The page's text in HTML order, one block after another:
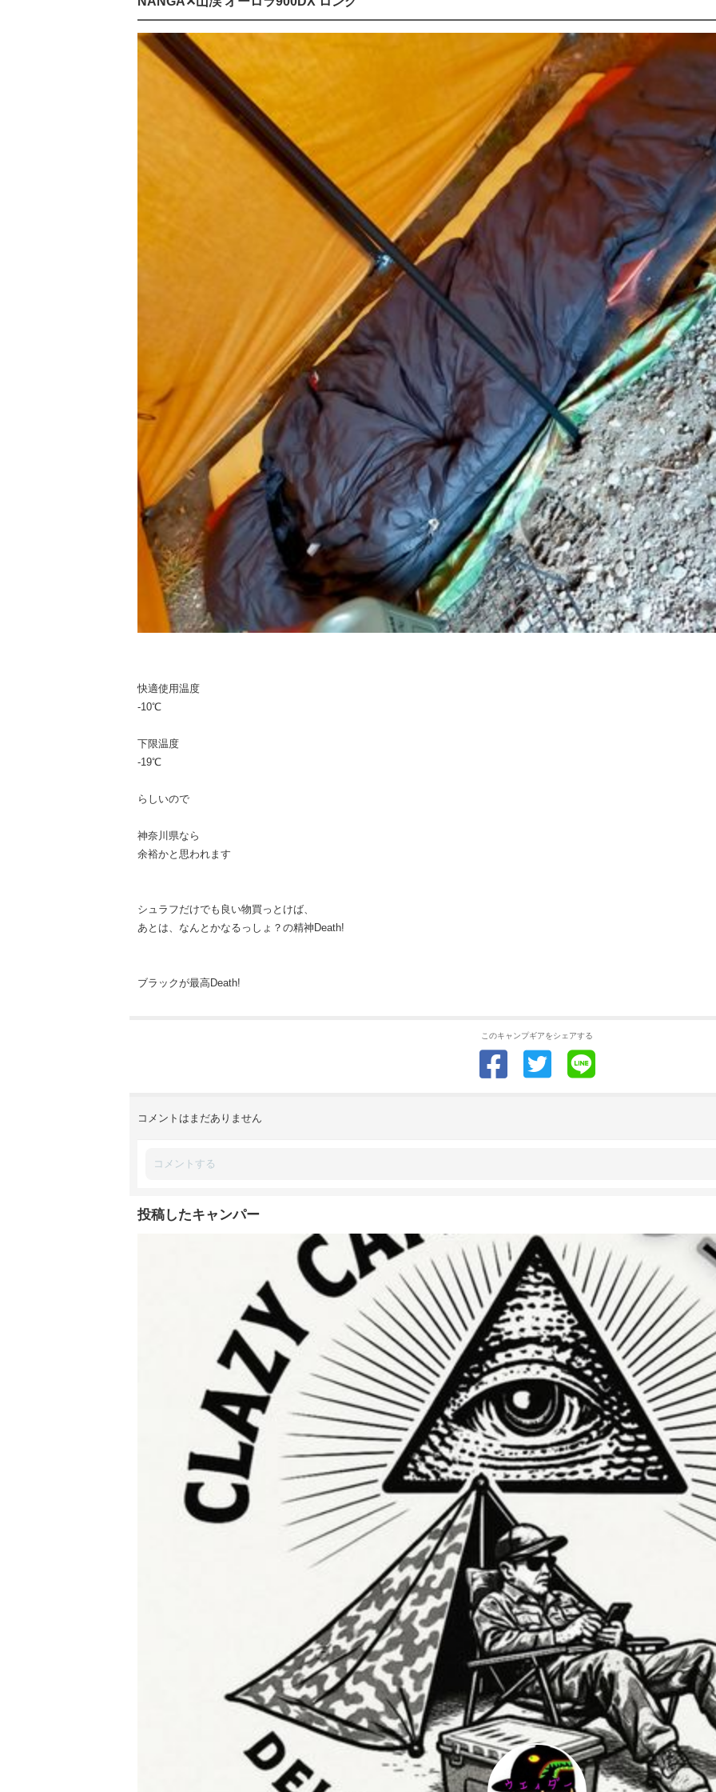
快適使用温度
-10℃
下限温度
-19℃
らしいので
神奈川県なら
余裕かと思われます
シュラフだけでも良い物買っとけば、
あとは、なんとかなるっしょ？の精神Death!
ブラックが最高Death!
このキャンプギアをシェアする
コメントはまだありません
投稿したキャンパー